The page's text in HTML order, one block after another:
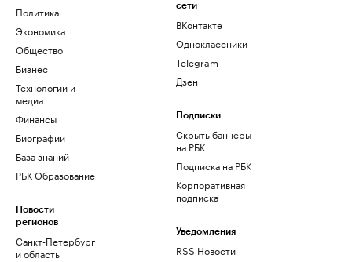
Политика
Экономика
Общество
Бизнес
Технологии и
медиа
Финансы
Биографии
База знаний
РБК Образование
Новости
регионов
Санкт-Петербург
и область
сети
ВКонтакте
Одноклассники
Telegram
Дзен
Подписки
Скрыть баннеры
на РБК
Подписка на РБК
Корпоративная
подписка
Уведомления
RSS Новости